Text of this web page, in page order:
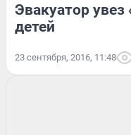
Эвакуатор увез
детей
23 сентября, 2016, 11:48